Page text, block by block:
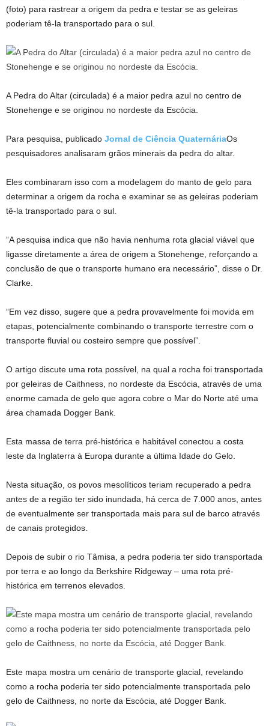
(foto) para rastrear a origem da pedra e testar se as geleiras
poderiam tê-la transportado para o sul.
A Pedra do Altar (circulada) é a maior pedra azul no centro de
Stonehenge e se originou no nordeste da Escócia.
Para pesquisa, publicado Jornal de Ciência QuaternáriaOs
pesquisadores analisaram grãos minerais da pedra do altar.
Eles combinaram isso com a modelagem do manto de gelo para
determinar a origem da rocha e examinar se as geleiras poderiam
tê-la transportado para o sul.
“A pesquisa indica que não havia nenhuma rota glacial viável que
ligasse diretamente a área de origem a Stonehenge, reforçando a
conclusão de que o transporte humano era necessário”, disse o Dr.
Clarke.
“Em vez disso, sugere que a pedra provavelmente foi movida em
etapas, potencialmente combinando o transporte terrestre com o
transporte fluvial ou costeiro sempre que possível”.
O artigo discute uma rota possível, na qual a rocha foi transportada
por geleiras de Caithness, no nordeste da Escócia, através de uma
enorme camada de gelo que agora cobre o Mar do Norte até uma
área chamada Dogger Bank.
Esta massa de terra pré-histórica e habitável conectou a costa
leste da Inglaterra à Europa durante a última Idade do Gelo.
Nesta situação, os povos mesolíticos teriam recuperado a pedra
antes de a região ter sido inundada, há cerca de 7.000 anos, antes
de eventualmente ser transportada mais para sul de barco através
de canais protegidos.
Depois de subir o rio Tâmisa, a pedra poderia ter sido transportada
por terra e ao longo da Berkshire Ridgeway – uma rota pré-
histórica em terrenos elevados.
Este mapa mostra um cenário de transporte glacial, revelando
como a rocha poderia ter sido potencialmente transportada pelo
gelo de Caithness, no norte da Escócia, até Dogger Bank.